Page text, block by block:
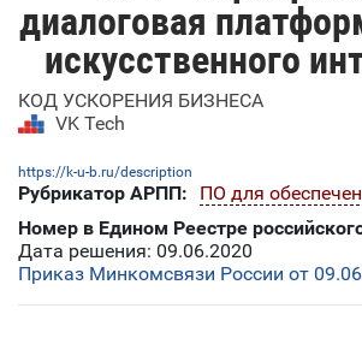
диалоговая
искусственного
КОД УСКОРЕНИЯ БИЗНЕСА
VK Tech
https://k-u-b.ru/description
Рубрикатор АРПП:
ПО для
Номер в Едином Реестре
Дата решения: 09.06.2020
Приказ Минкомсвязи России от